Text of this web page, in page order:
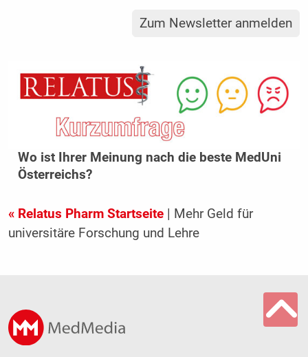
Zum Newsletter anmelden
Wo ist Ihrer Meinung nach die beste MedUni
Österreichs?
« Relatus Pharm Startseite| Mehr Geld für
universitäre Forschung und Lehre